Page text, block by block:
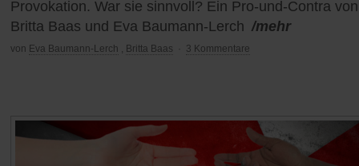
Provokation. War sie sinnvoll? Ein Pro-und-Contra von
Britta Baas und Eva Baumann-Lerch /mehr
von Eva Baumann-Lerch , Britta Baas 3 Kommentare